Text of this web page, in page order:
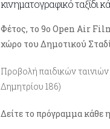
κινηματογραφικό ταξίδι
Φέτος, το 9ο Open Air
χώρο του Δημοτικού
Προβολή παιδικών
Δημητρίου 186)
Δείτε το πρόγραμμα